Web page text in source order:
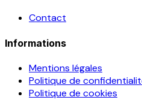
Contact
Informations
Mentions légales
Politique de
Politique de cookies